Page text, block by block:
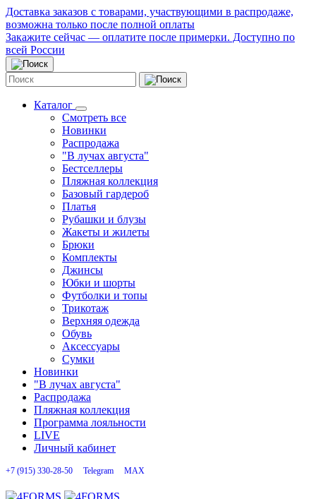
Доставка заказов с товарами, участвующими в распродаже,
возможна только после полной оплаты
Закажите сейчас — оплатите после примерки. Доступно по
всей России
Каталог
Смотреть все
Новинки
Распродажа
"В лучах августа"
Бестселлеры
Пляжная коллекция
Базовый гардероб
Платья
Рубашки и блузы
Жакеты и жилеты
Брюки
Комплекты
Джинсы
Юбки и шорты
Футболки и топы
Трикотаж
Верхняя одежда
Обувь
Аксессуары
Сумки
Новинки
"В лучах августа"
Распродажа
Пляжная коллекция
Программа лояльности
LIVE
Личный кабинет
+7 (915) 330-28-50 Telegram MAX